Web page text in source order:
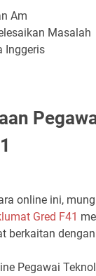
Am
Masalah
Inggeris
online ini,
Gred F41
berkaitan
Pegawai